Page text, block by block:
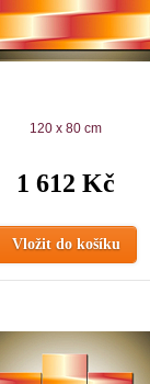
120 x 80 cm
1 612 Kč
Vložit do košíku